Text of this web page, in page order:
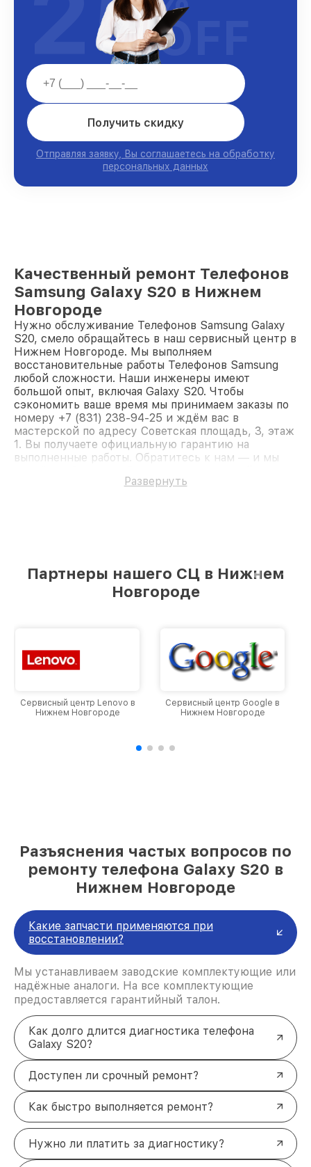
Получить скидку
Отправляя заявку, Вы соглашаетесь на обработку
персональных данных
OFF
Качественный ремонт Телефонов
Samsung Galaxy S20 в Нижнем
Новгороде
Нужно обслуживание Телефонов Samsung Galaxy
S20, смело обращайтесь в наш сервисный центр в
Нижнем Новгороде. Мы выполняем
восстановительные работы Телефонов Samsung
любой сложности. Наши инженеры имеют
большой опыт, включая Galaxy S20. Чтобы
сэкономить ваше время мы принимаем заказы по
номеру +7 (831) 238-94-25 и ждём вас в
мастерской по адресу Советская площадь, 3, этаж
1. Вы получаете официальную гарантию на
выполненные работы. Обратитесь к нам — и мы
Развернуть
Партнеры нашего СЦ в Нижнем
Новгороде
Сервисный центр Google в
Нижнем Новгороде
Сервисный центр Honor в
Нижнем Новгороде
Разъяснения частых вопросов по
ремонту телефона Galaxy S20 в
Нижнем Новгороде
Какие запчасти применяются при
восстановлении?
Мы устанавливаем заводские комплектующие или
надёжные аналоги. На все комплектующие
предоставляется гарантийный талон.
Как долго длится диагностика телефона
Galaxy S20?
Доступен ли срочный ремонт?
Как быстро выполняется ремонт?
Нужно ли платить за диагностику?